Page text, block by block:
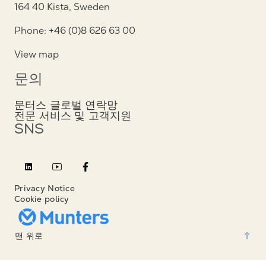
164 40 Kista, Sweden
Phone: +46 (0)8 626 63 00
View map
문의
문터스 글로벌 연락망
전문 서비스 및 고객지원
SNS
Privacy Notice
Cookie policy
맨 위로